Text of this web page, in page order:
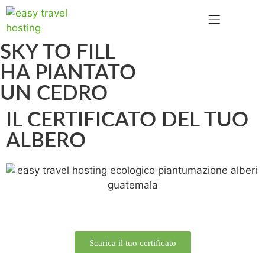
SKY TO FILL
HA PIANTATO
UN CEDRO
IL CERTIFICATO DEL TUO
ALBERO
Scarica il tuo certificato